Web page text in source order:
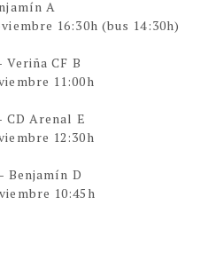
A
16:30h (bus 14:30h)
Veriña CF B
11:00h
CD Arenal E
12:30h
Benjamín D
10:45h